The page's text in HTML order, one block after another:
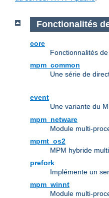
Fonctionalités
core
Fonctionnalités
mpm_common
Une série de
event
Une variante du
mpm_netware
Module multi-
mpmt_os2
MPM hybride
prefork
Implémente un
mpm_winnt
Module multi-